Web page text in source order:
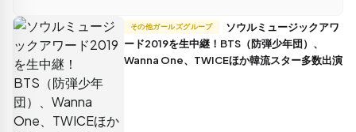
その他ガールズグループ
ード2019を生中継！BTS（防弾少年団）、
Wanna One、TWICEほか韓流スター多数出演